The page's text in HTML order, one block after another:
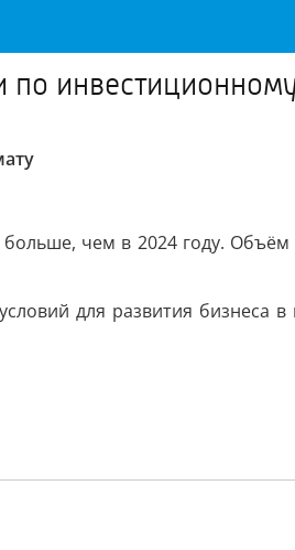
чем в 2024 году.
для развития бизнеса